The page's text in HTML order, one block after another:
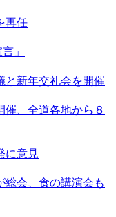
再任
」
と新年交礼会を開催
催、全道各地から８
に意見
総会、食の講演会も